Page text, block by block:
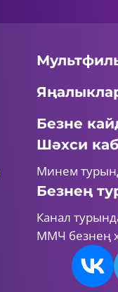
Безне
Шәхси
Минем
Безнең
Канал
ММЧ безнең